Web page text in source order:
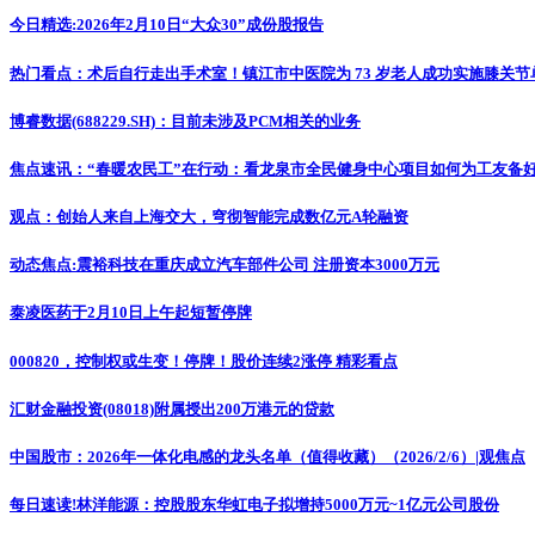
今日精选:2026年2月10日“大众30”成份股报告
热门看点：术后自行走出手术室！镇江市中医院为 73 岁老人成功实施膝关节
博睿数据(688229.SH)：目前未涉及PCM相关的业务
焦点速讯：“春暖农民工”在行动：看龙泉市全民健身中心项目如何为工友备
观点：创始人来自上海交大，穹彻智能完成数亿元A轮融资
动态焦点:震裕科技在重庆成立汽车部件公司 注册资本3000万元
泰凌医药于2月10日上午起短暂停牌
000820，控制权或生变！停牌！股价连续2涨停 精彩看点
汇财金融投资(08018)附属授出200万港元的贷款
中国股市：2026年一体化电感的龙头名单（值得收藏）（2026/2/6）|观焦点
每日速读!林洋能源：控股股东华虹电子拟增持5000万元~1亿元公司股份